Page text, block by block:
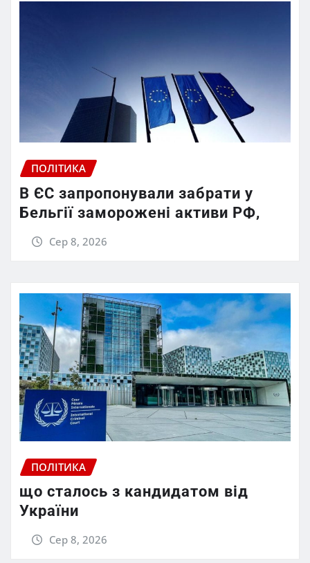
ПОЛІТИКА
В ЄС запропонували забрати у
Бельгії заморожені активи РФ,
Сер 8, 2026
ПОЛІТИКА
що сталось з кандидатом від
України
Сер 8, 2026